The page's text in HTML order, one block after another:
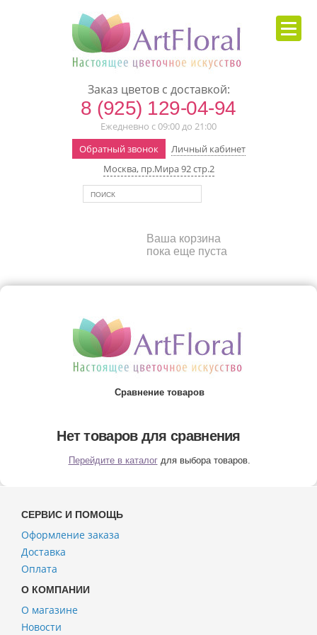
Заказ цветов с доставкой:
8 (925) 129-04-94
Ежедневно с 09:00 до 21:00
Обратный звонок
Личный кабинет
Москва, пр.Мира 92 стр.2
Ваша корзина
пока еще пуста
Сравнение товаров
Нет товаров для сравнения
Перейдите в каталогдля выбора товаров.
СЕРВИС И ПОМОЩЬ
Оформление заказа
Доставка
Оплата
О КОМПАНИИ
О магазине
Новости